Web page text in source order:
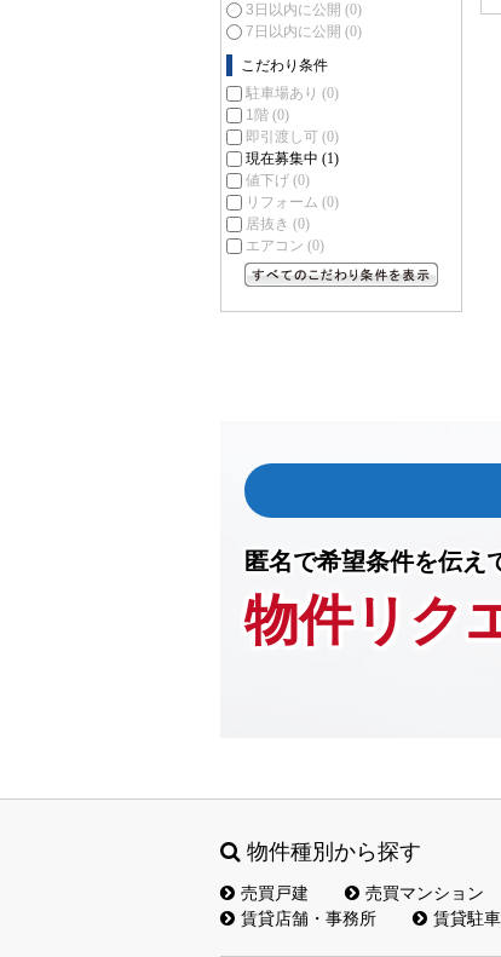
3日以内に公開 (0)
7日以内に公開 (0)
こだわり条件
駐車場あり (0)
1階 (0)
即引渡し可 (0)
現在募集中 (1)
値下げ (0)
リフォーム (0)
居抜き (0)
エアコン (0)
匿名で希望条件を伝え
物件リク
物件種別から探す
売買戸建 売買マンション
賃貸店舗・事務所
賃貸駐